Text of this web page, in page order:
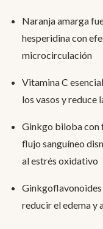
Naranja amarga
hesperidina con
microcirculación
Vitamina C
los vasos y reduce
Ginkgo biloba con
flujo sanguíneo
al estrés oxidativo
reducir el edema y